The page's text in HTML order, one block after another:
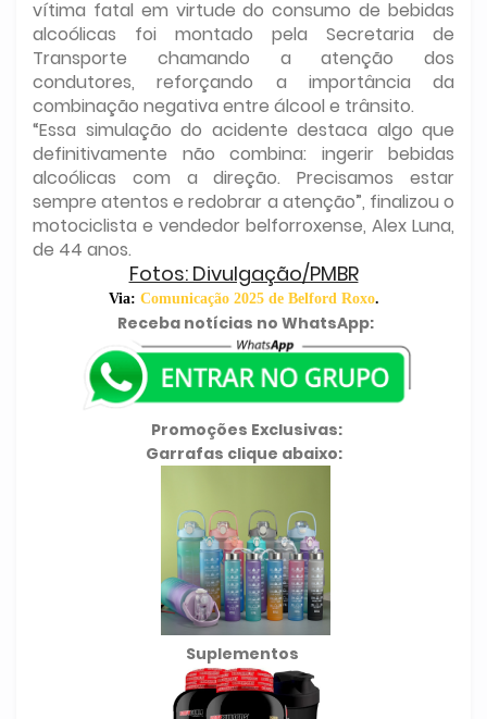
vítima fatal em virtude do consumo de bebidas
alcoólicas foi montado pela Secretaria de
Transporte chamando a atenção dos
condutores, reforçando a importância da
combinação negativa entre álcool e trânsito.
“Essa simulação do acidente destaca algo que
definitivamente não combina: ingerir bebidas
alcoólicas com a direção. Precisamos estar
sempre atentos e redobrar a atenção”, finalizou o
motociclista e vendedor belforroxense, Alex Luna,
de 44 anos.
Fotos: Divulgação/PMBR
Via: Comunicação 2025 de Belford Roxo.
Receba notícias no WhatsApp:
Promoções Exclusivas:
Garrafas clique abaixo:
Suplementos